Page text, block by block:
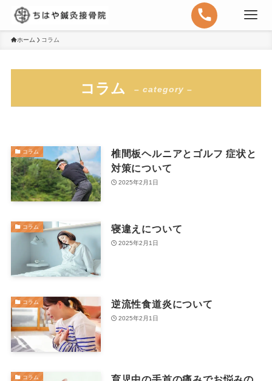
ホーム コラム
コラム – category –
コラム
椎間板ヘルニアとゴルフ 症状と
対策について
2025年2月1日
コラム 寝違えについて
2025年2月1日
コラム 逆流性食道炎について
2025年2月1日
コラム